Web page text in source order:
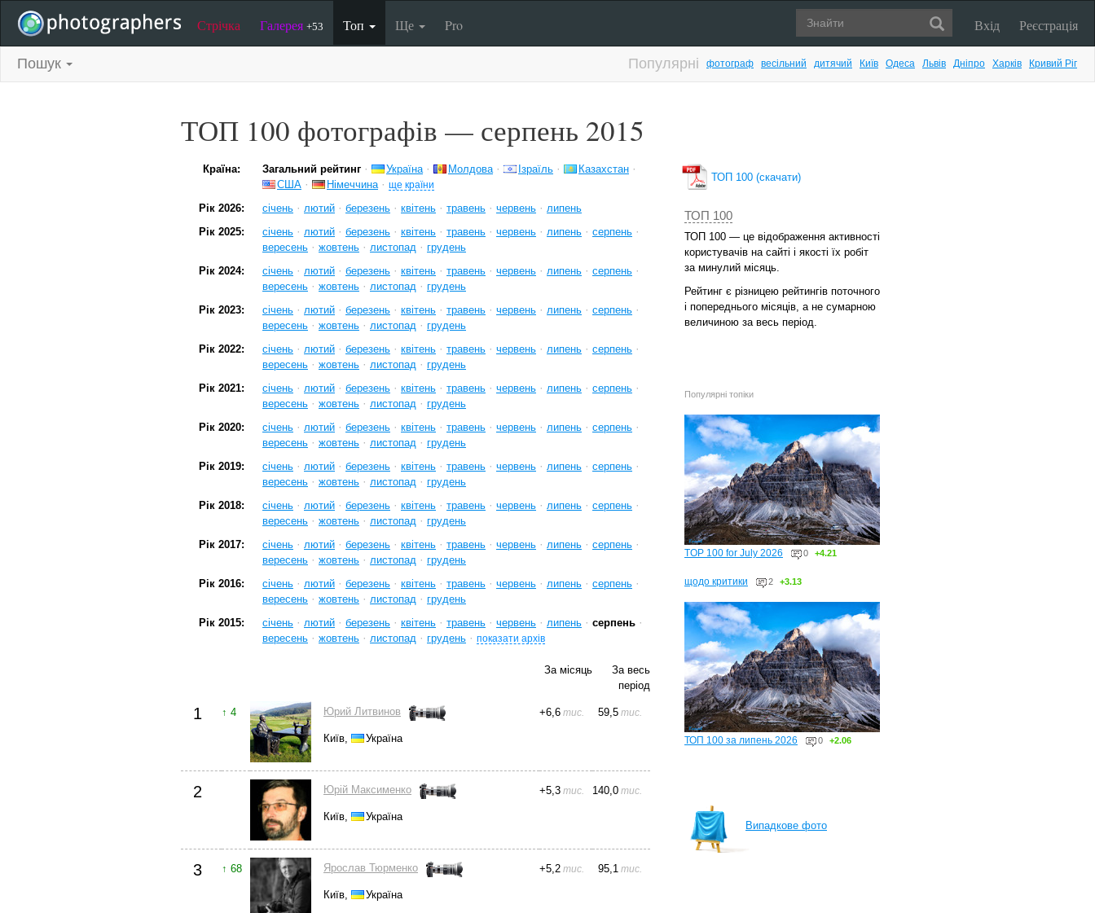
Стрічка Галерея +53 Топ Ще Pro Вхід Реєстрація
Пошук Популярні фотограф весільний дитячий Київ Одеса Львів Дніпро Харків Кривий Ріг
ТОП 100 фотографів — серпень 2015
Країна: Загальний рейтинг · Україна · Молдова · Ізраїль · Казахстан ·
США · Німеччина · ще країни
Рік 2026: січень · лютий · березень · квітень · травень · червень · липень
Рік 2025:
січень · лютий · березень · квітень · травень · червень · липень · серпень ·
вересень · жовтень · листопад · грудень
Рік 2024:
січень · лютий · березень · квітень · травень · червень · липень · серпень ·
вересень · жовтень · листопад · грудень
Рік 2023:
січень · лютий · березень · квітень · травень · червень · липень · серпень ·
вересень · жовтень · листопад · грудень
Рік 2022:
січень · лютий · березень · квітень · травень · червень · липень · серпень ·
вересень · жовтень · листопад · грудень
Рік 2021:
січень · лютий · березень · квітень · травень · червень · липень · серпень ·
вересень · жовтень · листопад · грудень
Рік 2020:
січень · лютий · березень · квітень · травень · червень · липень · серпень ·
вересень · жовтень · листопад · грудень
Рік 2019:
січень · лютий · березень · квітень · травень · червень · липень · серпень ·
вересень · жовтень · листопад · грудень
Рік 2018:
січень · лютий · березень · квітень · травень · червень · липень · серпень ·
вересень · жовтень · листопад · грудень
Рік 2017:
січень · лютий · березень · квітень · травень · червень · липень · серпень ·
вересень · жовтень · листопад · грудень
Рік 2016:
січень · лютий · березень · квітень · травень · червень · липень · серпень ·
вересень · жовтень · листопад · грудень
Рік 2015:
січень · лютий · березень · квітень · травень · червень · липень · серпень ·
вересень · жовтень · листопад · грудень · показати архів
За місяць
За весь
період
1 ↑ 4 Юрий Литвинов
Київ, Україна
+6,6 тис. 59,5 тис.
2 Юрій Максименко
Київ, Україна
+5,3 тис. 140,0 тис.
3 ↑ 68 Ярослав Тюрменко
Київ, Україна
+5,2 тис. 95,1 тис.
ТОП 100 (скачати)
ТОП 100
ТОП 100 — це відображення активності
користувачів на сайті і якості їх робіт
за минулий місяць.
Рейтинг є різницею рейтингів поточного
і попереднього місяців, а не сумарною
величиною за весь період.
Популярні топіки
TOP 100 for July 2026 0 +4.21
щодо критики 2 +3.13
ТОП 100 за липень 2026 0 +2.06
Випадкове фото